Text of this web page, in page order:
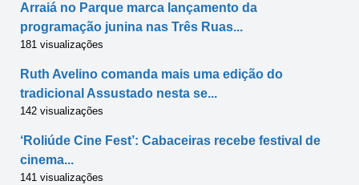
Arraiá no Parque marca lançamento da
programação junina nas Três Ruas...
181 visualizações
Ruth Avelino comanda mais uma edição do
tradicional Assustado nesta se...
142 visualizações
‘Roliúde Cine Fest’: Cabaceiras recebe festival de
cinema...
141 visualizações